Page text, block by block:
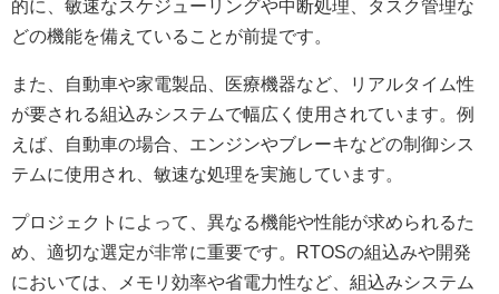
的に、敏速なスケジューリングや中断処理、タスク管理な
どの機能を備えていることが前提です。
また、自動車や家電製品、医療機器など、リアルタイム性
が要される組込みシステムで幅広く使用されています。例
えば、自動車の場合、エンジンやブレーキなどの制御シス
テムに使用され、敏速な処理を実施しています。
プロジェクトによって、異なる機能や性能が求められるた
め、適切な選定が非常に重要です。RTOSの組込みや開発
においては、メモリ効率や省電力性など、組込みシステム